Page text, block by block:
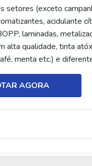
setores (exceto
acidulante
laminadas,
alta qualidade, tinta
menta etc.) e
Produto sem glúten.
AGORA